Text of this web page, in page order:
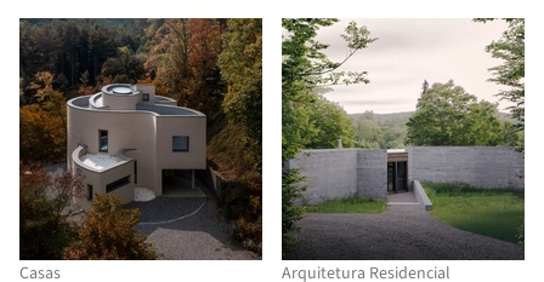
Casas
Arquitetura Residencial